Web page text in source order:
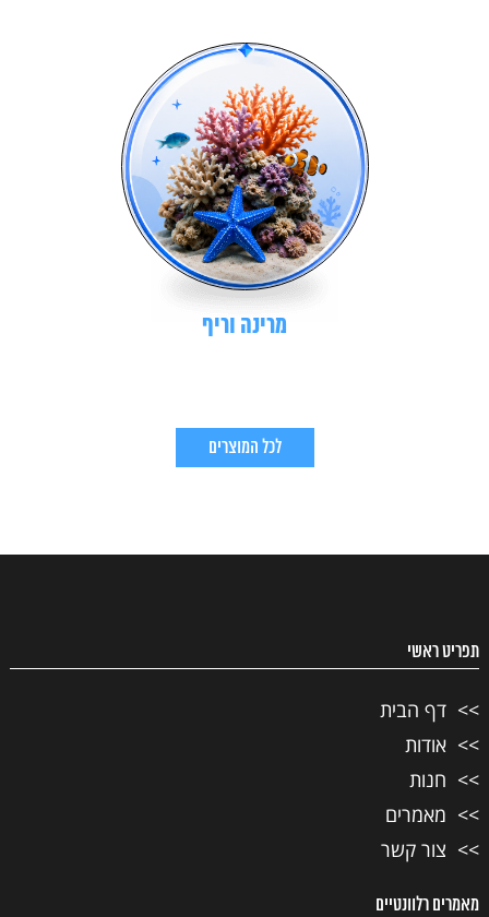
מרינה וריף
לכל המוצרים
תפריט ראשי
דף הבית
אודות
חנות
מאמרים
צור קשר
מאמרים רלוונטיים